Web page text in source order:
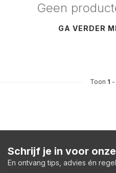
Geen
GA VERDER
Toon 1 -
Schrijf je in voor
En ontvang tips, advies én